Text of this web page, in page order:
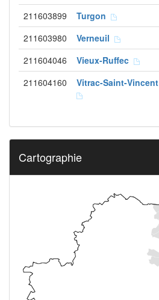
211603899 Turgon
211603980 Verneuil
211604046 Vieux-Ruffec
211604160 Vitrac-Saint-Vincent
Cartographie